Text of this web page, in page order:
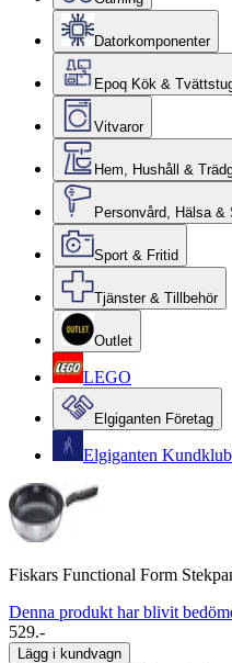
Datorkomponenter
Epoq Kök &
Vitvaror
Hem, Hushåll &
Personvård, Hälsa &
Sport & Fritid
Tjänster & Tillbehör
Outlet
LEGO
Elgiganten Företag
Elgiganten
Fiskars Functional Form
Denna produkt har blivit
529.-
Lägg i kundvagn